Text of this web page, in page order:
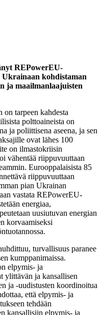
REPowerEU-
Ukrainaan kohdistaman
ja maailmanlaajuisten
tarpeen kahdesta
polttoaineista on
ja poliittisena aseena, ja sen
ovat lähes 100
on ilmastokriisin
vähentää riippuvuuttaan
Eurooppalaisista 85
riippuvuuttaan
pian Ukrainan
vastata REPowerEU-
energiaa,
uusiutuvan energian
korvaamiseksi
turvallisuus paranee
kumppanimaissa.
elpymis- ja
ylittävän ja kansallisen
ja -uudistusten koordinoitua
että elpymis- ja
tehdään
kansallisiin elpymis- ja